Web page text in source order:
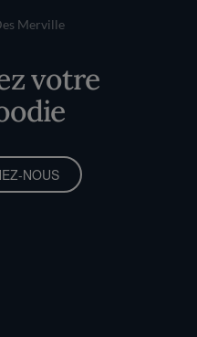
Merville
votre
NOUS